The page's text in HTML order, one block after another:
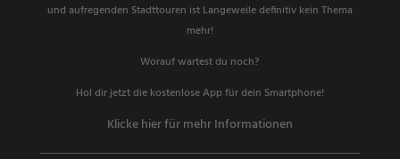
und aufregenden Stadttouren ist Langeweile definitiv kein Thema
mehr!
Worauf wartest du noch?
Hol dir jetzt die kostenlose App für dein Smartphone!
Klicke hier für mehr Informationen